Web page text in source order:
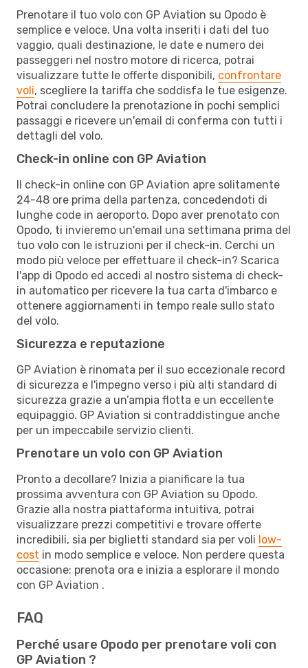
Prenotare il tuo volo con GP Aviation su Opodo è
semplice e veloce. Una volta inseriti i dati del tuo
vaggio, quali destinazione, le date e numero dei
passeggeri nel nostro motore di ricerca, potrai
visualizzare tutte le offerte disponibili, confrontare
voli, scegliere la tariffa che soddisfa le tue esigenze.
Potrai concludere la prenotazione in pochi semplici
passaggi e ricevere un'email di conferma con tutti i
dettagli del volo.
Check-in online con GP Aviation
Il check-in online con GP Aviation apre solitamente
24-48 ore prima della partenza, concedendoti di
lunghe code in aeroporto. Dopo aver prenotato con
Opodo, ti invieremo un'email una settimana prima del
tuo volo con le istruzioni per il check-in. Cerchi un
modo più veloce per effettuare il check-in? Scarica
l'app di Opodo ed accedi al nostro sistema di check-
in automatico per ricevere la tua carta d'imbarco e
ottenere aggiornamenti in tempo reale sullo stato
del volo.
Sicurezza e reputazione
GP Aviation è rinomata per il suo eccezionale record
di sicurezza e l'impegno verso i più alti standard di
sicurezza grazie a un’ampia flotta e un eccellente
equipaggio. GP Aviation si contraddistingue anche
per un impeccabile servizio clienti.
Prenotare un volo con GP Aviation
Pronto a decollare? Inizia a pianificare la tua
prossima avventura con GP Aviation su Opodo.
Grazie alla nostra piattaforma intuitiva, potrai
visualizzare prezzi competitivi e trovare offerte
incredibili, sia per biglietti standard sia per voli low-
cost in modo semplice e veloce. Non perdere questa
occasione: prenota ora e inizia a esplorare il mondo
con GP Aviation .
FAQ
Perché usare Opodo per prenotare voli con
GP Aviation ?